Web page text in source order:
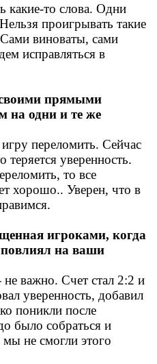
какие-то слова. Одни
проигрывать такие
виноваты, сами
исправляться в
прямыми
на одни и те же
переломить. Сейчас
теряется уверенность.
то все
хорошо.. Уверен, что в
игроками, когда
на ваши
важно. Счет стал 2:2 и
уверенность, добавил
поникли после
было собраться и
не смогли этого